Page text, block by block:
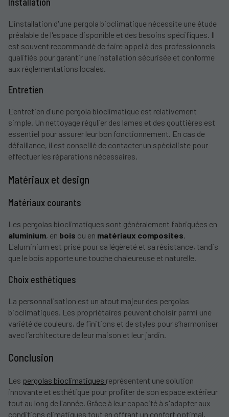
L'installation d'une pergola bioclimatique nécessite une étude
préalable de l'espace disponible et des besoins spécifiques. Il
est souvent recommandé de faire appel à des professionnels
qualifiés pour garantir une installation sécurisée et conforme
aux réglementations locales.
Entretien
L'entretien d'une pergola bioclimatique est relativement
simple. Un nettoyage régulier des lames et des gouttières est
essentiel pour assurer leur bon fonctionnement. En cas de
défaillance, il est conseillé de contacter un spécialiste pour
effectuer les réparations nécessaires.
Matériaux et design
Matériaux courants
Les pergolas bioclimatiques sont généralement fabriquées en
aluminium, en bois ou en matériaux composites.
L'aluminium est prisé pour sa légèreté et sa résistance, tandis
que le bois apporte une touche chaleureuse et naturelle.
Choix esthétiques
La personnalisation est un atout majeur des pergolas
bioclimatiques. Les propriétaires peuvent choisir parmi une
variété de couleurs, de finitions et de styles pour s’harmoniser
avec l’architecture de leur maison et leur jardin.
Conclusion
Les pergolas bioclimatiques représentent une solution
innovante et esthétique pour profiter de son espace extérieur
tout au long de l'année. Grâce à leur capacité à s'adapter aux
conditions climatiques tout en offrant un confort optimal,